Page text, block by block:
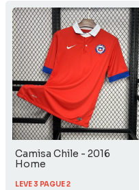
Camisa Chile - 2016
Home
LEVE 3 PAGUE 2